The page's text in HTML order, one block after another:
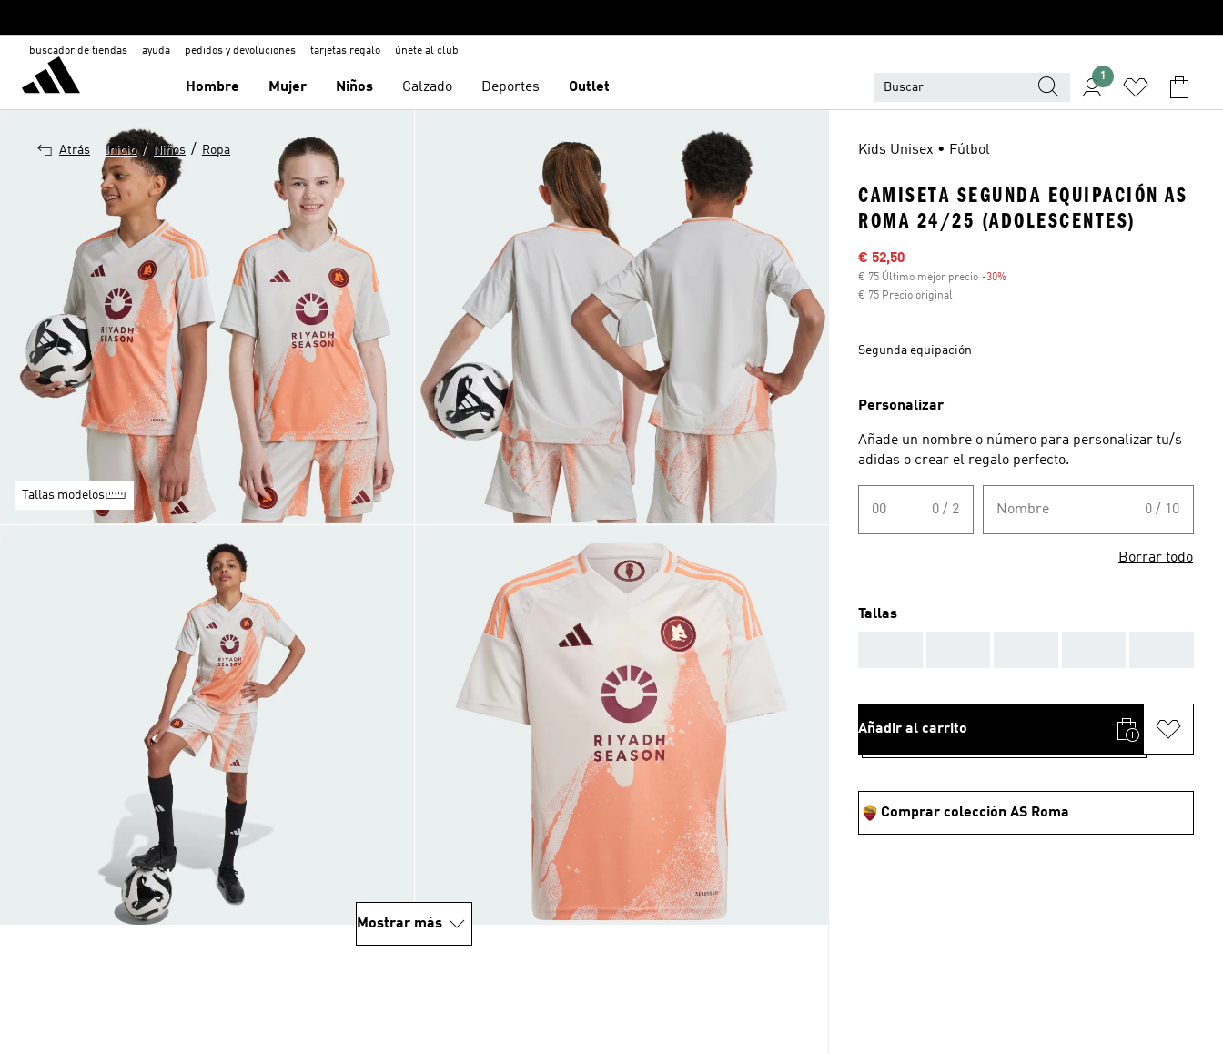
buscador de tiendas ayuda pedidos y devoluciones tarjetas regalo únete al club
Hombre Mujer Niños Calzado Deportes Outlet
1
Atrás Inicio / Niños / Ropa
Tallas modelos
Mostrar más
Kids Unisex • Fútbol
CAMISETA SEGUNDA EQUIPACIÓN AS
ROMA 24/25 (ADOLESCENTES)
Precio rebajado
€ 52,50
€ 75 Último mejor precio -30%
€ 75 Precio original
Segunda equipación
Personalizar
Añade un nombre o número para personalizar tu/s
adidas o crear el regalo perfecto.
00 0 / 2 Nombre 0 / 10
Borrar todo
Tallas
Añadir al carrito
Comprar colección AS Roma